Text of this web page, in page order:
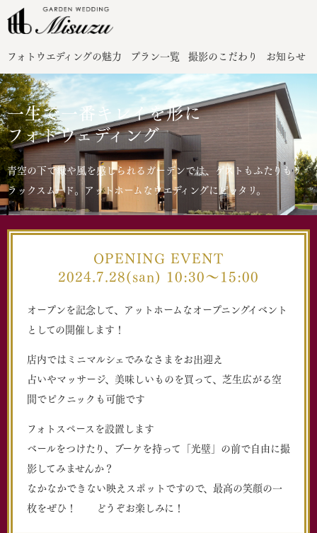
フォトウエディングの魅力 プラン一覧 撮影のこだわり お知らせ
一生で一番キレイを形に
フォトウェディング
青空の下で緑や風を感じられるガーデンでは、ゲストもふたりもリ
ラックスムード。アットホームなウエディングにピッタリ。
OPENING EVENT
2024.7.28(san) 10:30～15:00
オープンを記念して、アットホームなオープニングイベント
としての開催します！
店内ではミニマルシェでみなさまをお出迎え
占いやマッサージ、美味しいものを買って、芝生広がる空
間でピクニックも可能です
フォトスペースを設置します
ベールをつけたり、ブーケを持って「光壁」の前で自由に撮
影してみませんか？
なかなかできない映えスポットですので、最高の笑顔の一
枚をぜひ！ どうぞお楽しみに！